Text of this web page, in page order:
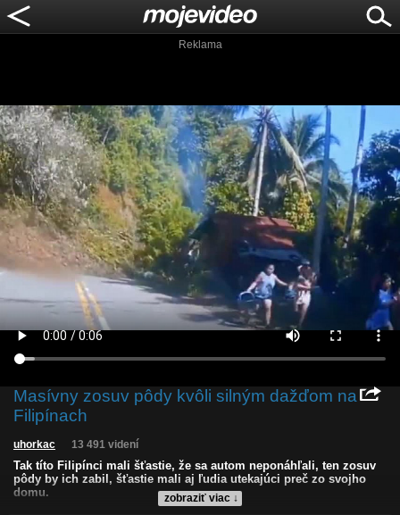
Reklama
Masívny zosuv pôdy kvôli silným dažďom na
Filipínach
zobraziť viac ↓
uhorkac 13 491 videní
Tak títo Filipínci mali šťastie, že sa autom neponáhľali, ten zosuv
pôdy by ich zabil, šťastie mali aj ľudia utekajúci preč zo svojho
domu.